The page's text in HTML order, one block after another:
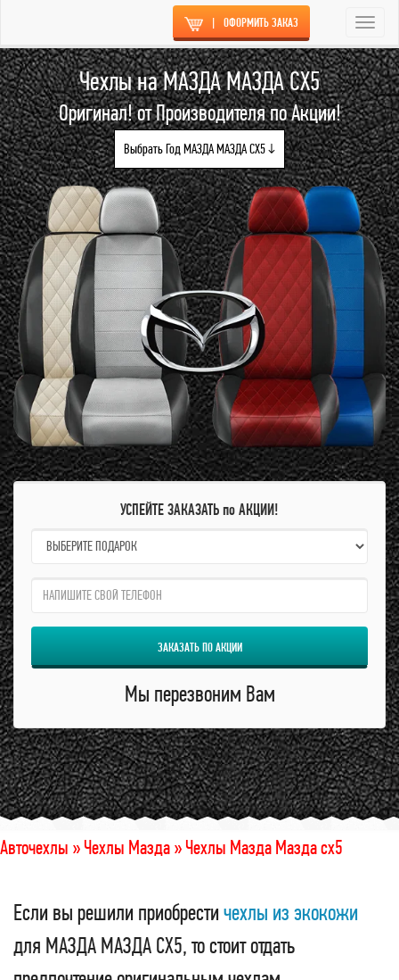
| ОФОРМИТЬ ЗАКАЗ
Чехлы на МАЗДА МАЗДА СХ5
Оригинал! от Производителя по Акции!
Выбрать Год МАЗДА МАЗДА СХ5 ↓
УСПЕЙТЕ ЗАКАЗАТЬ по АКЦИИ!
name:
qzw:
ЗАКАЗАТЬ ПО АКЦИИ
Мы перезвоним Вам
Авточехлы »Чехлы Мазда »Чехлы Мазда Мазда сх5
Если вы решили приобрести чехлы из экокожи
для МАЗДА МАЗДА СХ5, то стоит отдать